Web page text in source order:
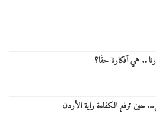
.. هي أفكارنا حقًا؟
حين ترفع الكفاءة راية الأردن